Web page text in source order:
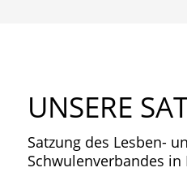
UNSERE
Satzung des Lesben-
Schwulenverbandes in